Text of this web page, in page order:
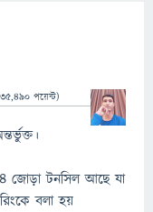
পয়েন্ট)
৪ জোড়া টনসিল আছে যা
বলা হয়